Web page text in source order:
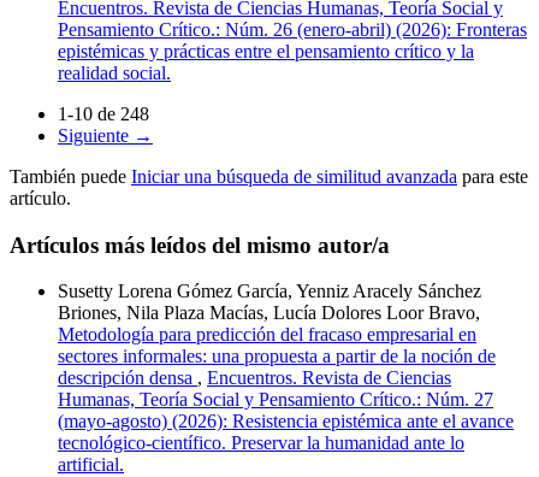
Encuentros. Revista de Ciencias Humanas, Teoría Social y
Pensamiento Crítico.: Núm. 26 (enero-abril) (2026): Fronteras
epistémicas y prácticas entre el pensamiento crítico y la
realidad social.
1-10 de 248
Siguiente →
También puede Iniciar una búsqueda de similitud avanzada para este
artículo.
Artículos más leídos del mismo autor/a
Susetty Lorena Gómez García, Yenniz Aracely Sánchez
Briones, Nila Plaza Macías, Lucía Dolores Loor Bravo,
Metodología para predicción del fracaso empresarial en
sectores informales: una propuesta a partir de la noción de
descripción densa , Encuentros. Revista de Ciencias
Humanas, Teoría Social y Pensamiento Crítico.: Núm. 27
(mayo-agosto) (2026): Resistencia epistémica ante el avance
tecnológico-científico. Preservar la humanidad ante lo
artificial.